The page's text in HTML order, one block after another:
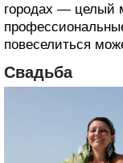
городах — целый
повеселиться
Свадьба